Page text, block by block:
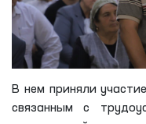
В нем приняли
связанным с